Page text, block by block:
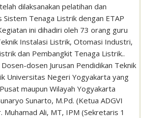
dilaksanakan pelatihan dan
Sistem Tenaga Listrik dengan ETAP
ini dihadiri oleh 73 orang guru
Instalasi Listrik, Otomasi Industri,
dan Pembangkit Tenaga Listrik..
dosen Jurusan Pendidikan Teknik
Universitas Negeri Yogyakarta yang
maupun Wilayah Yogyakarta
Sunarto, M.Pd. (Ketua ADGVI
Muhamad Ali, MT, IPM (Sekretaris 1